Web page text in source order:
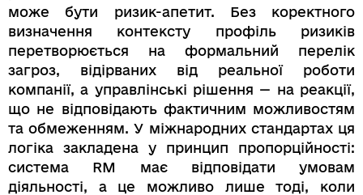
може бути ризик-апетит. Без коректного
визначення контексту профіль ризиків
перетворюється на формальний перелік
загроз, відірваних від реальної роботи
компанії, а управлінські рішення — на реакції,
що не відповідають фактичним можливостям
та обмеженням. У міжнародних стандартах ця
логіка закладена у принцип пропорційності:
система RM має відповідати умовам
діяльності, а це можливо лише тоді, коли